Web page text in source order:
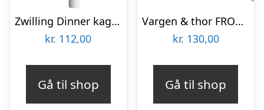
Zwilling Dinner kagespade
kr. 112,00
Gå til shop
Vargen & thor FROST kagespade, Nimbus
kr. 130,00
Gå til shop